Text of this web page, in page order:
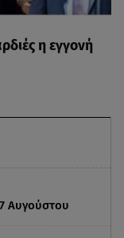
7 Αυγούστου
η εγγονή